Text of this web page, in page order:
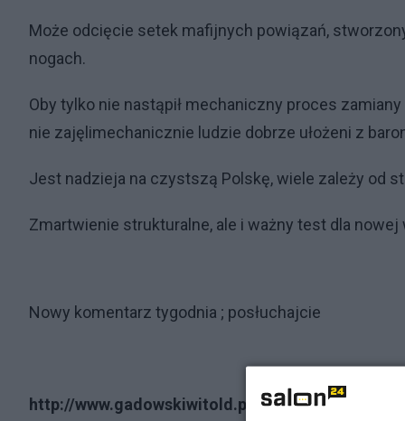
Może odcięcie setek mafijnych powiązań,
nogach.
Oby tylko nie nastąpił mechaniczny proces
nie zajęlimechanicznie ludzie dobrze ułożeni z
Jest nadzieja na czystszą Polskę, wiele zależy od
Zmartwienie strukturalne, ale i ważny test dla nowej
Nowy komentarz tygodnia ; posłuchajcie
http://www.gadowskiwitold.pl/komentarz-